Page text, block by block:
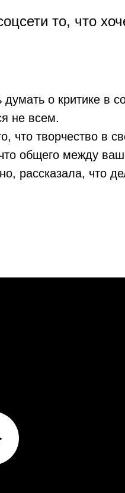
то, что
о критике в
не всем.
что творчество в
общего между
рассказала, что